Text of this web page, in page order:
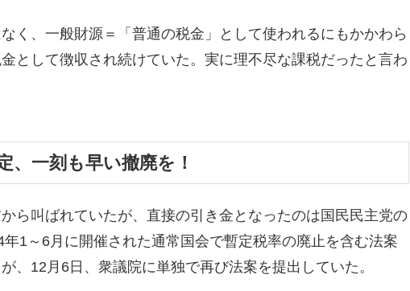
く、一般財源＝「普通の税金」として使われるにもかかわら
として徴収され続けていた。実に理不尽な課税だったと言わ
、一刻も早い撤廃を！
ら叫ばれていたが、直接の引き金となったのは国民民主党の
1～6月に開催された通常国会で暫定税率の廃止を含む法案
、12月6日、衆議院に単独で再び法案を提出していた。